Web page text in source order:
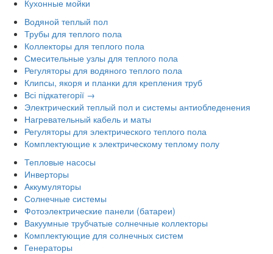
Кухонные мойки
Водяной теплый пол
Трубы для теплого пола
Коллекторы для теплого пола
Смесительные узлы для теплого пола
Регуляторы для водяного теплого пола
Клипсы, якоря и планки для крепления труб
Всі підкатегорії →
Электрический теплый пол и системы антиобледенения
Нагревательный кабель и маты
Регуляторы для электрического теплого пола
Комплектующие к электрическому теплому полу
Тепловые насосы
Инверторы
Аккумуляторы
Солнечные системы
Фотоэлектрические панели (батареи)
Вакуумные трубчатые солнечные коллекторы
Комплектующие для солнечных систем
Генераторы